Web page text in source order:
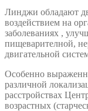
Линджи обладают
воздействием на
заболеваниях ,
пищеварителной,
двигательной
Особенно
различной
расстройствах
возрастных